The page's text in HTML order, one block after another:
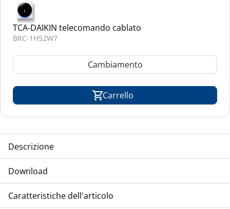
TCA-DAIKIN telecomando cablato
BRC-1H52W7
Cambiamento
Carrello
Descrizione
Inverter, refrigerante R-32
Download
Manuale d'installazione e d'uso FXHA-A
Operazioni
Caratteristiche dell'articolo